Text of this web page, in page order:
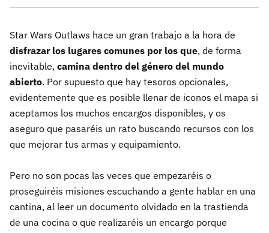
Star Wars Outlaws hace un gran trabajo a la hora de
disfrazar los lugares comunes por los que, de forma
inevitable, camina dentro del género del mundo
abierto. Por supuesto que hay tesoros opcionales,
evidentemente que es posible llenar de iconos el mapa si
aceptamos los muchos encargos disponibles, y os
aseguro que pasaréis un rato buscando recursos con los
que mejorar tus armas y equipamiento.
Pero no son pocas las veces que empezaréis o
proseguiréis misiones escuchando a gente hablar en una
cantina, al leer un documento olvidado en la trastienda
de una cocina o que realizaréis un encargo porque